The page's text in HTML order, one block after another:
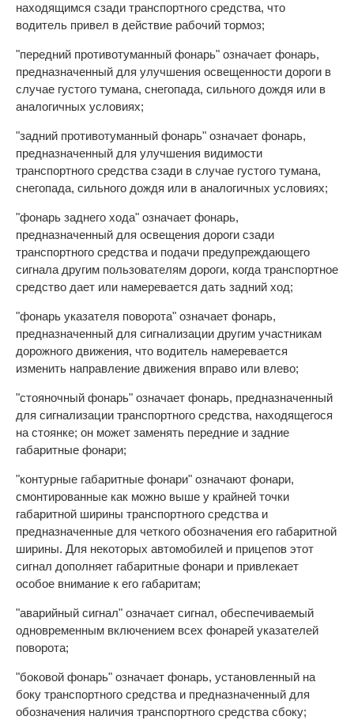
находящимся сзади транспортного средства, что
водитель привел в действие рабочий тормоз;
"передний противотуманный фонарь" означает фонарь,
предназначенный для улучшения освещенности дороги в
случае густого тумана, снегопада, сильного дождя или в
аналогичных условиях;
"задний противотуманный фонарь" означает фонарь,
предназначенный для улучшения видимости
транспортного средства сзади в случае густого тумана,
снегопада, сильного дождя или в аналогичных условиях;
"фонарь заднего хода" означает фонарь,
предназначенный для освещения дороги сзади
транспортного средства и подачи предупреждающего
сигнала другим пользователям дороги, когда транспортное
средство дает или намеревается дать задний ход;
"фонарь указателя поворота" означает фонарь,
предназначенный для сигнализации другим участникам
дорожного движения, что водитель намеревается
изменить направление движения вправо или влево;
"стояночный фонарь" означает фонарь, предназначенный
для сигнализации транспортного средства, находящегося
на стоянке; он может заменять передние и задние
габаритные фонари;
"контурные габаритные фонари" означают фонари,
смонтированные как можно выше у крайней точки
габаритной ширины транспортного средства и
предназначенные для четкого обозначения его габаритной
ширины. Для некоторых автомобилей и прицепов этот
сигнал дополняет габаритные фонари и привлекает
особое внимание к его габаритам;
"аварийный сигнал" означает сигнал, обеспечиваемый
одновременным включением всех фонарей указателей
поворота;
"боковой фонарь" означает фонарь, установленный на
боку транспортного средства и предназначенный для
обозначения наличия транспортного средства сбоку;